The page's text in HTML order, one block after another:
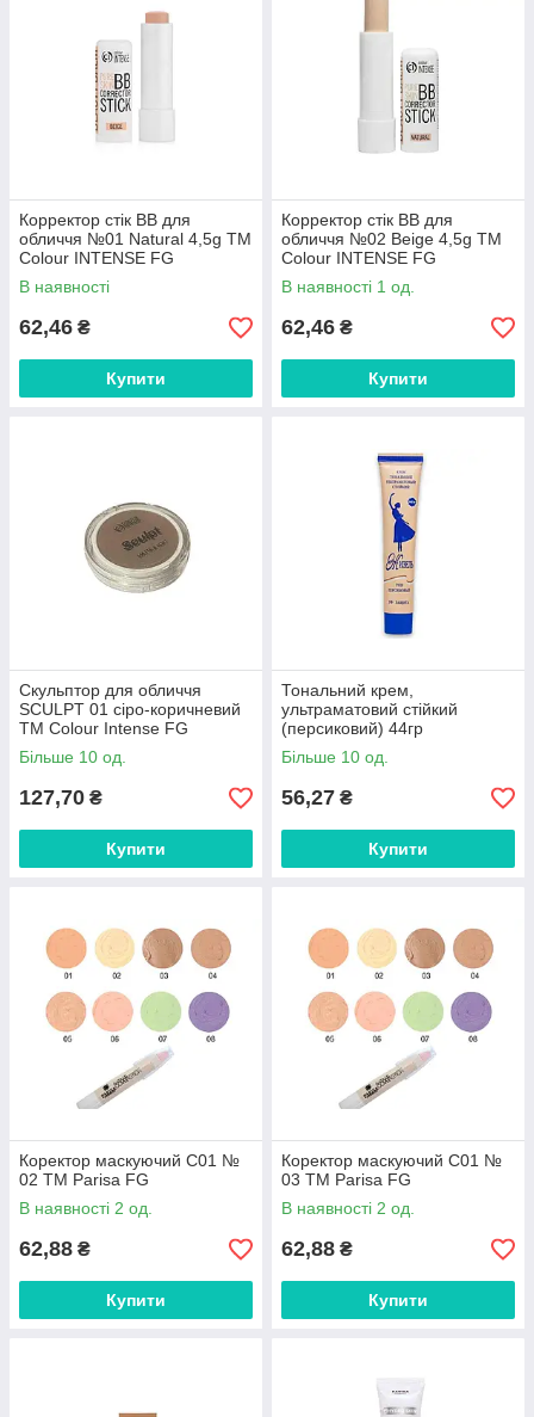
Корректор стік ВВ для
обличчя №01 Natural 4,5g ТМ
Colour INTENSE FG
В наявності
62,46 ₴
Купити
Корректор стік ВВ для
обличчя №02 Beige 4,5g ТМ
Colour INTENSE FG
В наявності 1 од.
62,46 ₴
Купити
Скульптор для обличчя
SCULPT 01 сіро-коричневий
ТМ Сolour Intense FG
Більше 10 од.
127,70 ₴
Купити
Тональний крем,
ультраматовий стійкий
(персиковий) 44гр
4820147053327 ТМ Жизель
FG
Більше 10 од.
56,27 ₴
Купити
Коректор маскуючий С01 №
02 ТМ Parisa FG
В наявності 2 од.
62,88 ₴
Купити
Коректор маскуючий С01 №
03 ТМ Parisa FG
В наявності 2 од.
62,88 ₴
Купити